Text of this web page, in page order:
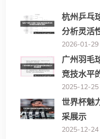
杭州乒乓
分析灵活
2026-01-29
广州羽毛
竞技水平
2025-12-25
世界杯魅
采展示
2025-12-24